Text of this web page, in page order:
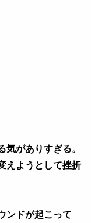
がありすぎる。
えようとして挫折
ンドが起こって